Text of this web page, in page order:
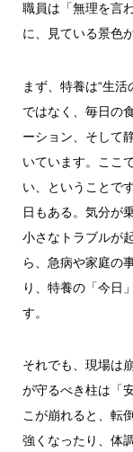
職員は「無理を言
に、見ている景色
まず、特養は“生
ではなく、毎日の
ーション、そして
いています。ここ
い、ということで
日もある。気分が
小さなトラブルが
ら、急病や家庭の
り、特養の「今日
す。
それでも、現場は
が守るべき柱は「
こが崩れると、転
強くなったり、体